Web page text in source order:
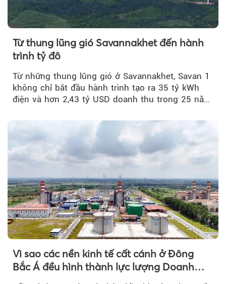
Từ thung lũng gió Savannakhet đến hành
trình tỷ đô
Từ những thung lũng gió ở Savannakhet, Savan 1
không chỉ bắt đầu hành trình tạo ra 35 tỷ kWh
điện và hơn 2,43 tỷ USD doanh thu trong 25 năm
Vì sao các nền kinh tế cất cánh ở Đông
Bắc Á đều hình thành lực lượng Doanh